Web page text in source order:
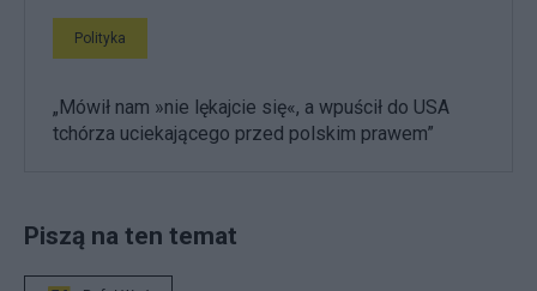
Polityka
„Mówił nam »nie lękajcie się«, a wpuścił do USA
tchórza uciekającego przed polskim prawem”
Piszą na ten temat